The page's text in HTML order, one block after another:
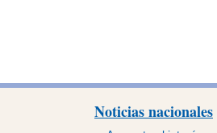
Noticias nacionales